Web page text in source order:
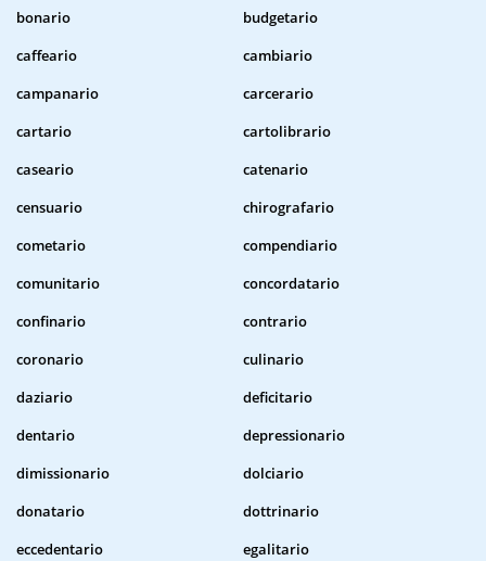
bonario
budgetario
caffeario
cambiario
campanario
carcerario
cartario
cartolibrario
caseario
catenario
censuario
chirografario
cometario
compendiario
comunitario
concordatario
confinario
contrario
coronario
culinario
daziario
deficitario
dentario
depressionario
dimissionario
dolciario
donatario
dottrinario
eccedentario
egalitario